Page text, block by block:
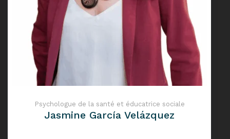
Psychologue de la santé et éducatrice sociale
Jasmine García Velázquez